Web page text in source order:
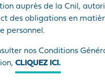
auprès de la Cnil,
des obligations en
personnel.
nos Conditions
CLIQUEZ ICI.